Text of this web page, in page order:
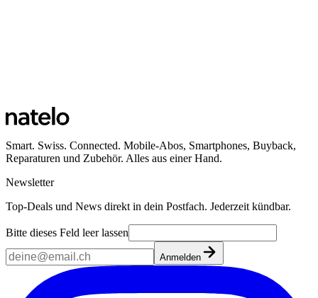
Smart. Swiss. Connected. Mobile-Abos, Smartphones, Buyback,
Reparaturen und Zubehör. Alles aus einer Hand.
Newsletter
Top-Deals und News direkt in dein Postfach. Jederzeit kündbar.
Bitte dieses Feld leer lassen
Anmelden